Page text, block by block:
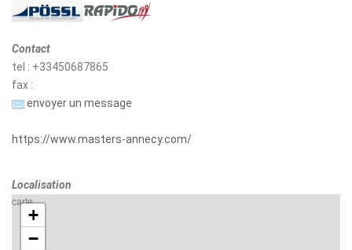
Contact
tel : +33450687865
fax :
envoyer un message
https://www.masters-annecy.com/
Localisation
carte
+
−